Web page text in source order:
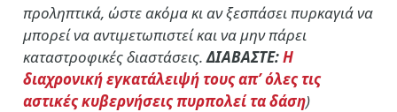
προληπτικά, ώστε ακόμα κι αν ξεσπάσει πυρκαγιά να
μπορεί να αντιμετωπιστεί και να μην πάρει
καταστροφικές διαστάσεις.ΔΙΑΒΑΣΤΕ:Η
διαχρονική εγκατάλειψή τους απ’ όλες τις
αστικές κυβερνήσεις πυρπολεί τα δάση)